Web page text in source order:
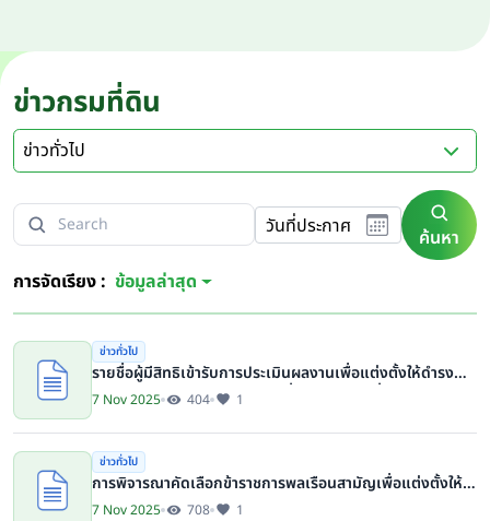
ข่าวกรมที่ดิน
ข่าวทั่วไป
วันที่ประกาศ
ค้นหา
การจัดเรียง : ข้อมูลล่าสุด
ข่าวทั่วไป
รายชื่อผู้มีสิทธิเข้ารับการประเมินผลงานเพื่อแต่งตั้งให้ดำรง
ตำแหน่งประเภทวิชาการ ระดับเชี่ยวชาญ กรมที่ดิน
7 Nov 2025 404 1
ข่าวทั่วไป
การพิจารณาคัดเลือกข้าราชการพลเรือนสามัญเพื่อแต่งตั้งให้
ดํารงตําแหน่งประเภทบริหาร ระดับสูง กระทรวงมหาดไทย
7 Nov 2025 708 1